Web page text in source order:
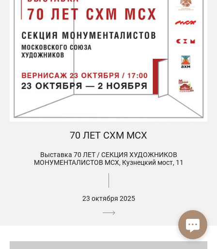
70 ЛЕТ СХМ МСХ
Выставка 70 ЛЕТ / СЕКЦИЯ ХУДОЖНИКОВ
МОНУМЕНТАЛИСТОВ МСХ, Кузнецкий мост, 11
23 октября 2025